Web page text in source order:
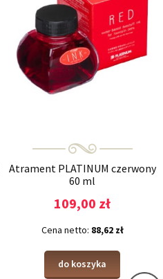
Atrament PLATINUM czerwony
60 ml
109,00 zł
Cena netto: 88,62 zł
do koszyka